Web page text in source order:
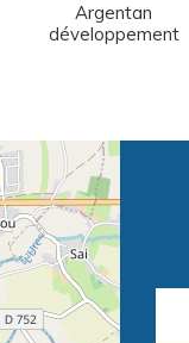
Argentan
développement